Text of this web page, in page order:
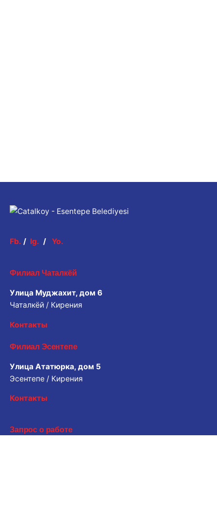
Fb. / Ig. / Yo.
Филиал Чаталкёй
Улица Муджахит, дом 6
Чаталкёй / Кирения
Контакты
Филиал Эсентепе
Улица Ататюрка, дом 5
Эсентепе / Кирения
Контакты
Запрос о работе